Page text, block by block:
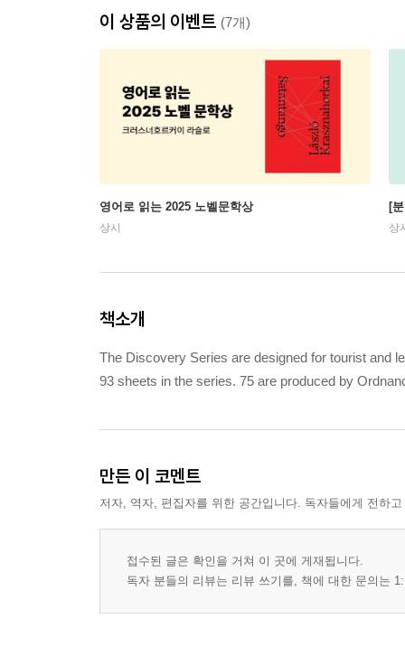
이 상품의 이벤트 (7개)
영어로 읽는 2025 노벨문학상
상시
[
상
책소개
The Discovery Series are designed for tourist and
93 sheets in the series. 75 are produced by
만든 이 코멘트
저자, 역자, 편집자를 위한 공간입니다. 독자들에게 전하
접수된 글은 확인을 거쳐 이 곳에 게재됩니다.
독자 분들의 리뷰는 리뷰 쓰기를, 책에 대한 문의는